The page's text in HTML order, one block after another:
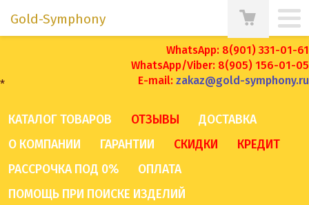
WhatsApp: 8(901) 331-01-61
WhatsApp/Viber: 8(905) 156-01-05
E-mail: zakaz@gold-symphony.ru
*
Gold-Symphony
КАТАЛОГ ТОВАРОВ ОТЗЫВЫ
ДОСТАВКА
О КОМПАНИИ
ГАРАНТИИ СКИДКИ
КРЕДИТ
РАССРОЧКА ПОД 0%
ОПЛАТА
ПОМОЩЬ ПРИ ПОИСКЕ ИЗДЕЛИЙ